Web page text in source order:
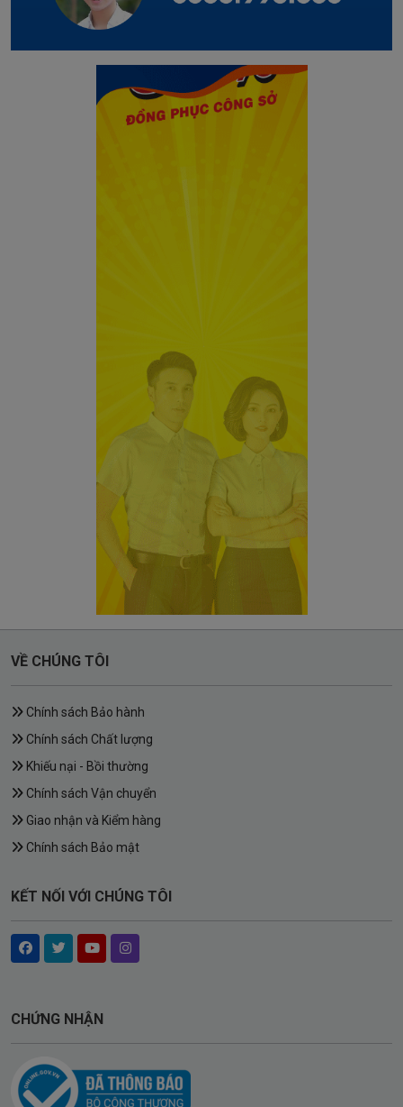
VỀ CHÚNG TÔI
Chính sách Bảo hành
Chính sách Chất lượng
Khiếu nại - Bồi thường
Chính sách Vận chuyển
Giao nhận và Kiểm hàng
Chính sách Bảo mật
KẾT NỐI VỚI CHÚNG TÔI
CHỨNG NHẬN